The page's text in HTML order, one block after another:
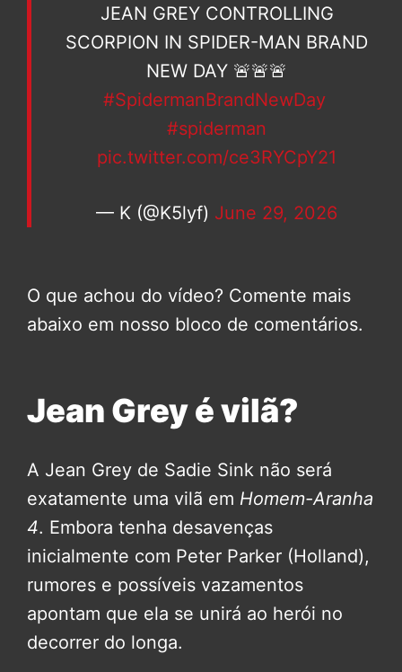
JEAN GREY CONTROLLING
SCORPION IN SPIDER-MAN BRAND
NEW DAY 🚨🚨🚨
#SpidermanBrandNewDay
#spiderman
pic.twitter.com/ce3RYCpY21
— K (@K5lyf) June 29, 2026
O que achou do vídeo? Comente mais
abaixo em nosso bloco de comentários.
Jean Grey é vilã?
A Jean Grey de Sadie Sink não será
exatamente uma vilã em Homem-Aranha
4. Embora tenha desavenças
inicialmente com Peter Parker (Holland),
rumores e possíveis vazamentos
apontam que ela se unirá ao herói no
decorrer do longa.